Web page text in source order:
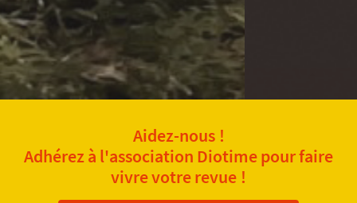
Aidez-nous !
Adhérez à l'association Diotime pour faire
vivre votre revue !